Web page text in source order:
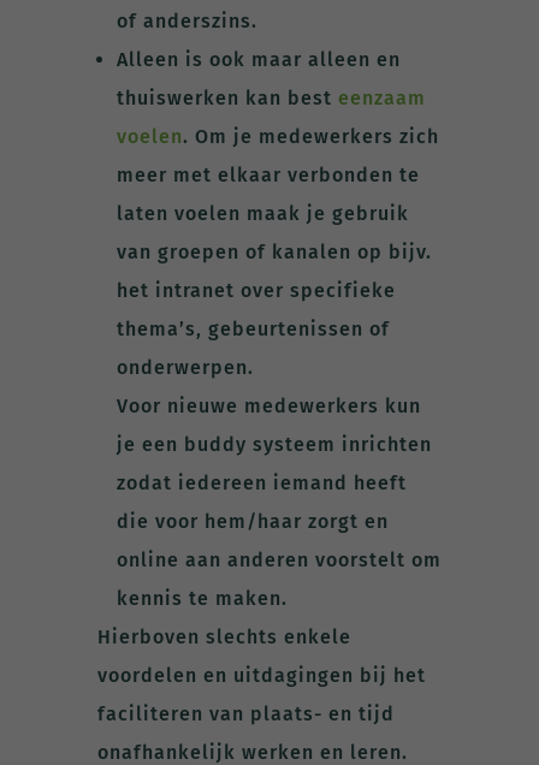
of anderszins.
Alleen is ook maar alleen en
thuiswerken kan best eenzaam
voelen. Om je medewerkers zich
meer met elkaar verbonden te
laten voelen maak je gebruik
van groepen of kanalen op bijv.
het intranet over specifieke
thema’s, gebeurtenissen of
onderwerpen.
Voor nieuwe medewerkers kun
je een buddy systeem inrichten
zodat iedereen iemand heeft
die voor hem/haar zorgt en
online aan anderen voorstelt om
kennis te maken.
Hierboven slechts enkele
voordelen en uitdagingen bij het
faciliteren van plaats- en tijd
onafhankelijk werken en leren.